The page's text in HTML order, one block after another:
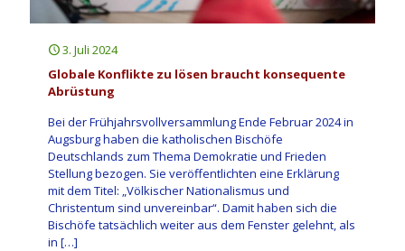
3. Juli 2024
Globale Konflikte zu lösen braucht konsequente
Abrüstung
Bei der Frühjahrsvollversammlung Ende Februar 2024 in
Augsburg haben die katholischen Bischöfe
Deutschlands zum Thema Demokratie und Frieden
Stellung bezogen. Sie veröffentlichten eine Erklärung
mit dem Titel: „Völkischer Nationalismus und
Christentum sind unvereinbar“. Damit haben sich die
Bischöfe tatsächlich weiter aus dem Fenster gelehnt, als
in […]